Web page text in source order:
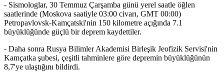
- Sismologlar, 30 Temmuz Çarşamba günü yerel saatle öğlen
saatlerinde (Moskova saatiyle 03:00 civarı, GMT 00:00)
Petropavlovsk-Kamçatski'nin 150 kilometre açığında 7.1
büyüklüğünde güçlü bir deprem kaydettiler.
- Daha sonra Rusya Bilimler Akademisi Birleşik Jeofizik Servisi'nin
Kamçatka şubesi, çeşitli tahminlere göre depremin büyüklüğünün
8,7'ye ulaştığını bildirdi.